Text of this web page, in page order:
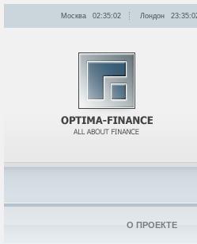
Москва 02:35:02 Лондон
О ПРОЕКТЕ